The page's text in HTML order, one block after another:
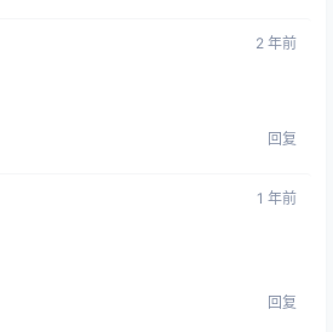
2 年前
回复
1 年前
回复